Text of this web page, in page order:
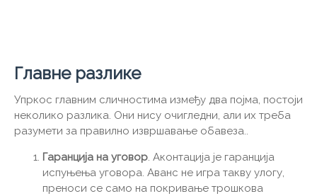
Главне разлике
Упркос главним сличностима између два појма, постоји
неколико разлика. Они нису очигледни, али их треба
разумети за правилно извршавање обавеза..
Гаранција на уговор . Аконтација је гаранција
испуњења уговора. Аванс не игра такву улогу,
преноси се само на покривање трошкова